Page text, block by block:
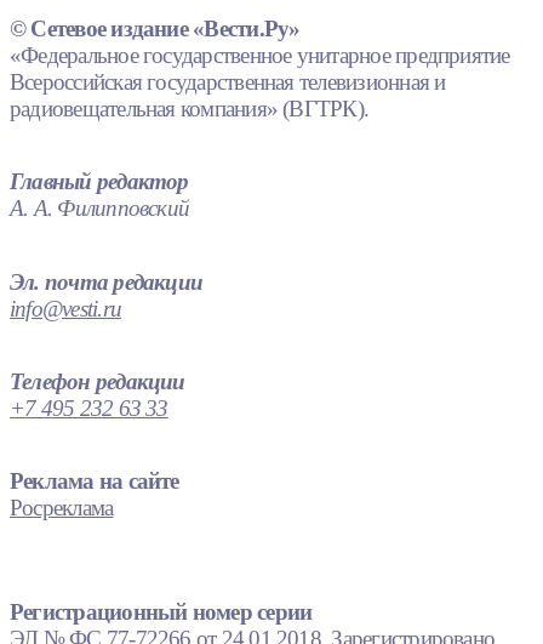
© Сетевое издание «Вести.Ру»
«Федеральное государственное унитарное предприятие
Всероссийская государственная телевизионная и
радиовещательная компания» (ВГТРК).
Главный редактор
А. А. Филипповский
Эл. почта редакции
info@vesti.ru
Телефон редакции
+7 495 232 63 33
Реклама на сайте
Росреклама
Регистрационный номер серии